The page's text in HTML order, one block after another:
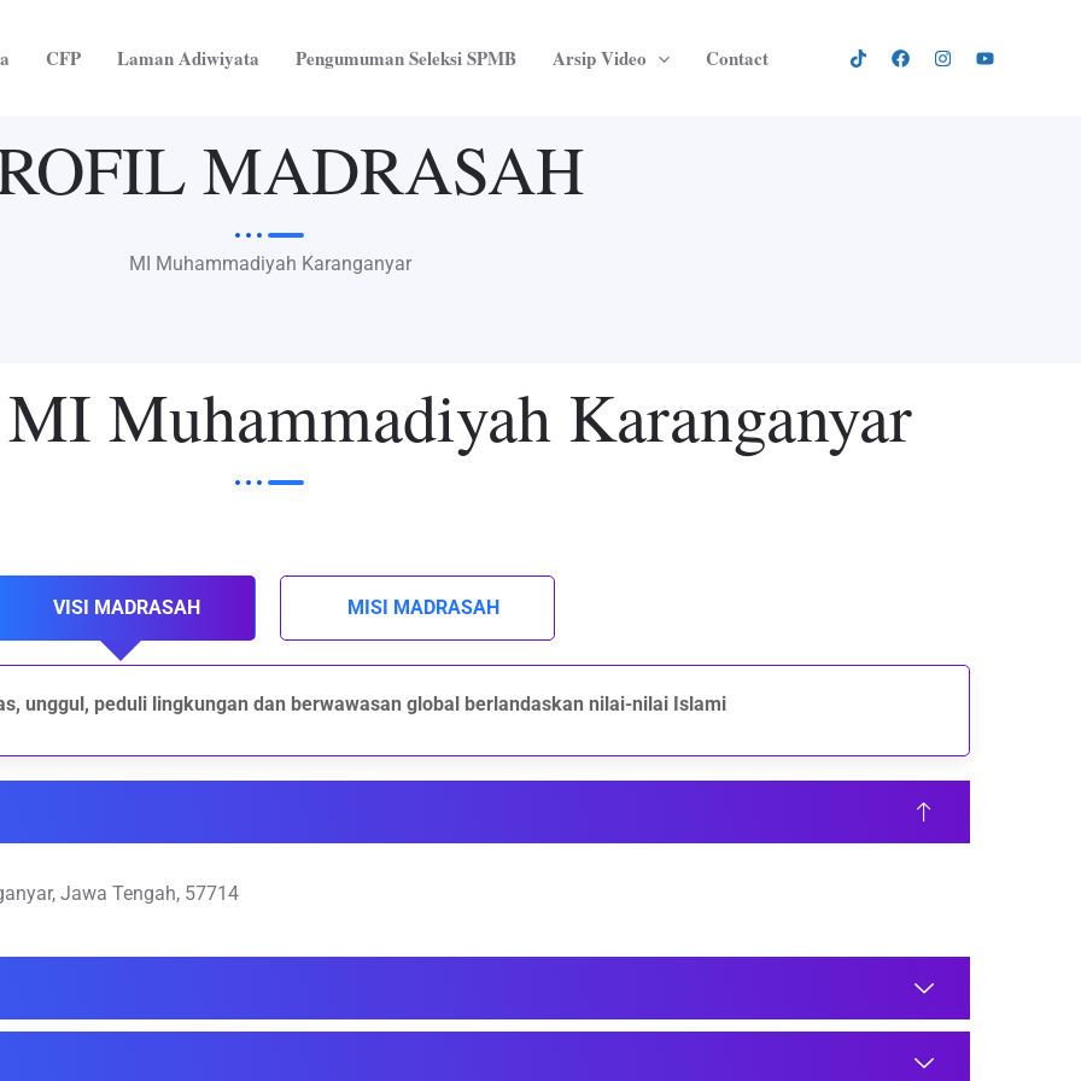
CFP Laman Adiwiyata Pengumuman Seleksi SPMB Arsip Video Contact
MADRASAH
MI Muhammadiyah Karanganyar
Muhammadiyah Karanganyar
VISI MADRASAH MISI MADRASAH
unggul, peduli lingkungan dan berwawasan global berlandaskan nilai-nilai Islami
Jawa Tengah, 57714